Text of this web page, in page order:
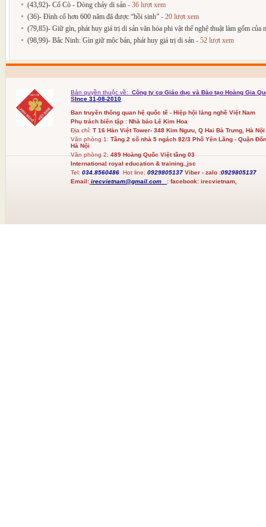
(43,92)- Cổ Cò - Dòng chảy di sản - 36 lượt xem
(36)- Đình cổ hơn 600 năm đã được “hồi sinh” - 20 lượt xem
(79,85)- Giữ gìn, phát huy giá trị di sản văn hóa phi vật thể nghệ thuật làm gốm của
(98,99)- Bắc Ninh: Gìn giữ mộc bản, phát huy giá trị di sản - 52 lượt xem
Bản quyền thuộc về:
Công ty cp Giáo dục và Đào tạo Hoàng Gia
SInce 31-08-2010
Ban truyền thông quan hệ quốc tế - Hiệp hội làng nghề Việt Nam
Phụ trách biên tập : Nhà báo Lê Kim Hoa
Địa chỉ: T 16 Hàn Việt Tower- 348 Kim Ngưu, Q Hai Bà Trưng, Hà Nội
Văn phòng 1:Tầng 2 số nhà 5 ngách 82/3 Phố Yên Lãng - Quận
Hà Nội
Văn phòng 2:489 Hoàng Quốc Việt tầng 03
International royal education & training.,jsc
Tel:034.8560486Hot line; 0929805137 Viber - zalo :0929805137
Email: irecvietnam@gmail.com :facebook: irecvietnam,